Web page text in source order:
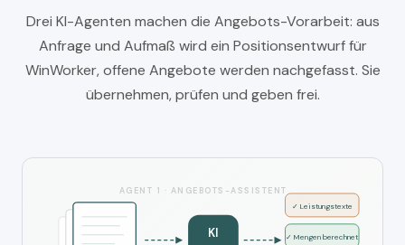
Drei KI-Agenten machen die Angebots-Vorarbeit: aus
Anfrage und Aufmaß wird ein Positionsentwurf für
WinWorker, offene Angebote werden nachgefasst. Sie
übernehmen, prüfen und geben frei.
AGENT 1 · ANGEBOTS-ASSISTENT
KI
✓ Leistungstexte
✓ Mengen berechnet